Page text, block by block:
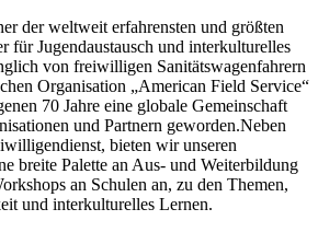
der weltweit erfahrensten und größten
für Jugendaustausch und interkulturelles
von freiwilligen Sanitätswagenfahrern
Organisation „American Field Service“
70 Jahre eine globale Gemeinschaft
und Partnern geworden.Neben
bieten wir unseren
breite Palette an Aus- und Weiterbildung
an Schulen an, zu den Themen,
und interkulturelles Lernen.